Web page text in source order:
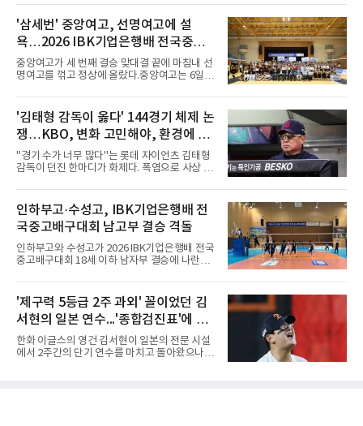
대형 유망주로 기대를 모았던 투수 심준석에 이
어, 빅리그 경력을 지닌 내외야수 배지환까지 연
달아 뉴욕 메츠 산하 마이너리그에서 방출 통보
를 받는 아픔을 겪었다. 두 선수의 동반 이탈은
메츠 구단이 유독 한국 선수들에게 '기회의 땅'이
아닌 '무덤'처럼 작용하고 있음을 방증하고 있다.
고교 시절 시속 160km에 달하는 강속구로 큰 스
리츠와 마이애미 말린스를 거쳐 메츠에 둥지를
틀며 반등을 노렸으나
'삼세번' 중앙여고, 선명여고에 설
욕…2026 IBK기업은행배 전국중고
배구대회 우승
중앙여고가 세 번째 결승 맞대결 끝에 마침내 선
명여고를 꺾고 정상에 올랐다.중앙여고는 6일
행배 전국중고배구대회 18세 이하 여자부 결승
에서 선명여고를 세트스코어 3-1(13-25, 25-14,
25-17, 25-10)로 물리치고 우승을 차지했다.첫
세트를 13-25로 내주며 불안하게 출발한 중앙여
고는 이후 조직력을 되찾아 2세트부터 경기 주
도권을 완전히 장악했다. 강한 서브와 탄탄한 수
비를 앞세워 내리 세 세트를 따내며 짜릿한 역전
권대회 결승에서 모두 선명여고에 패해 준우승
에 머물렀다. 그러나 세 번째
'김태형 감독이 옳다' 144경기 체제 논
쟁…KBO, 변화 고민해야, 환경에 맞
는 경기 수가 바람직
"경기 수가 너무 많다"는 롯데 자이언츠 김태형
감독이 던진 한마디가 화제다. 폭염으로 사상 초
독은 단순히 더위를 이야기하지 않았다. 우천,
폭염, 부상 등 변수가 늘어나는 현실에서 현재
팀당 144경기 체제가 과연 지속 가능한지 질문
을 던졌다.물론 144경기가 세계적으로 특별히
많은 숫자는 아니다. 메이저리그는 팀당 162경
기, 일본프로야구도 143~144경기를 치른다. 숫
자만 놓고 보면 KBO가 유난히 혹사 구조라고 말
비교하기 어려울 정도로 폭염이 길어지고 강해
지고 있다. 여기에 장마, 이
인하부고·수성고, IBK기업은행배 전
국중고배구대회 남고부 결승 격돌
인하부고와 수성고가 2026 IBK기업은행배 전국
중고배구대회 18세 이하 남자부 결승에 나란히
하부고는 5일 충북 제천실내체육관에서 열린 대
회 남자 18세 이하부 준결승에서 남성고를 세트
스코어 3-1(25-17, 17-25, 25-21, 25-17)로 꺾
고 결승행 티켓을 따냈다. 인하부고는 높은 공격
성공률을 앞세워 경기 주도권을 잡으며 승리를
거뒀다.수성고도 준결승에서 속초고를 상대로
안정된 조직력을 바탕으로 3-1(25-23, 25-16,
'제구력 5등급 2주 과외' 꼴이었던 김
서현의 일본 연수...'종합검진표'에 불
과
한화 이글스의 영건 김서현이 일본의 전문 시설
에서 2주간의 단기 연수를 마치고 돌아왔으나,